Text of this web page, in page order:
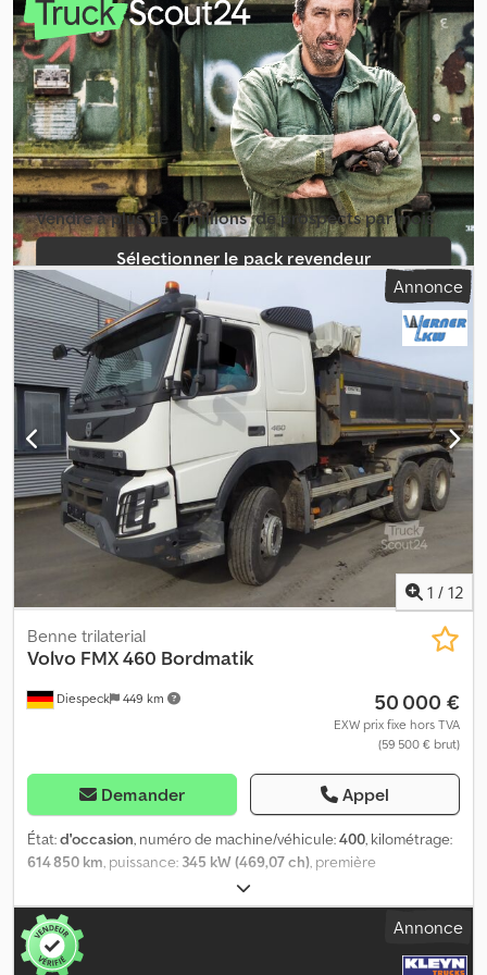
3 365 mm, prochaine inspection (TÜV):07/2025, freins:
frein
moteur, couleur:blanc, cabine conducteur:cabine courte, type
d'engrenage:mécanique, classe d'émission:Euro 4, suspension:
acier, Année de construction:2008, poids en ordre de marche:
7 490 kg, Équipement:
ABS, attelage de remorque, filtre à
particules, hydraulique, VÉHICULE D'OCCASION Équipements de
série et options spéciales : - ABS - Attelage de remorque -
Hydraulique (prise de force auxiliaire) - Paroi avant vissée avec
poignées de maintien - Parois latérales rabattables -
Amortissement phonique sur les charnières latérales inférieures
avec verrouillage avant et arrière des parois latérales réglable -
Paroi arrière oscillante et rabattable avec fermeture à griffes
actionnée manuellement - Garde-boue semi-coquille – montage
diagonal - Feux de gabarit arrière avec support - Feux de position
latéraux - Échelle d'accès conforme UVV - Déflecteur pour
attelage à boule - Pompe hydraulique - Support de roue de
secours sur le châssis - Structure de benne Meiller - Épaisseur
des ridelles : 2 mm - Épaisseur du plancher : 3 mm, anneaux
d'arrimage - Charge utile env. 3 700 kg Dimensions : - Longueur
utile : 4 000 mm - Largeur utile : 2 300 mm - Hauteur des ridelles :
400 mm - Hauteur de la paroi avant : 700 mm - Hauteur de
construction : 325 mm - Paroi avant : 450 mm - Financement ou
leasing possibles. Crsdpfxeyf E S Ue Ad Iof Toutes les informations
sont fournies sans garantie, sous réserve d’erreurs ou de vente
Vendre à plus de 4 millions ­ de prospects par mois
Sélectionner le pack revendeur
Créer une annonce unique
Annonce
1 / 12
Diespeck 449 km
Benne trilaterial
Volvo FMX 460 Bordmatik
50 000 €
EXW prix fixe hors TVA
(59 500 € brut)
Demander Appel
État:d'occasion, numéro de machine/véhicule:400, kilométrage:
614 850 km, puissance: 345 kW (469,07 ch), première
, type de carburant:
12 240 kg, poids maximal de charge:13 760 kg, poids total:26 000
kg, dimension des pneus:
, configuration d'essieux:
6x4, empattement:
Annonce